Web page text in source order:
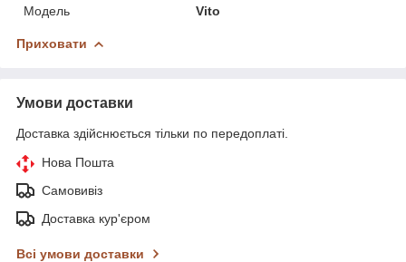
Модель
Vito
Приховати
Умови доставки
Доставка здійснюється тільки по передоплаті.
Нова Пошта
Самовивіз
Доставка кур'єром
Всі умови доставки